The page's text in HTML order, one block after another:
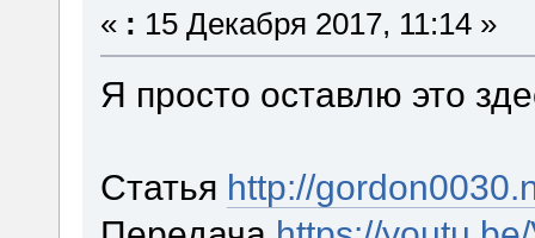
« : 15 Декабря 2017, 11:14 »
Я просто оставлю это
Статья http://